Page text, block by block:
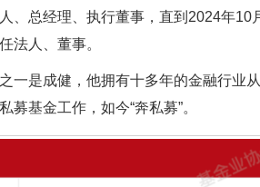
、总经理、执行董事，直到2024年
法人、董事。
一是成健，他拥有十多年的金融行业
基金工作，如今“奔私募”。